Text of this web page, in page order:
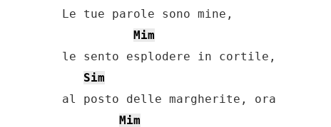
Le tue parole sono mine,
Mim
le sento esplodere in cortile,
Sim
al posto delle margherite, ora
Mim